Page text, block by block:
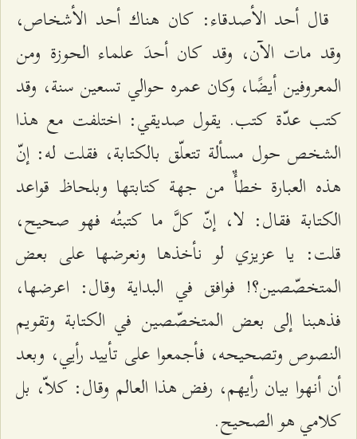
قال أحد الأصدقاء: كان هناك أحد الأشخاص،
وقد مات الآن، وقد كان أحدَ علماء الحوزة ومن
المعروفين أيضًا، وكان عمره حوالي تسعين سنة، وقد
كتب عدّة كتب. يقول صديقي: اختلفت مع هذا
الشخص حول مسألة تتعلّق بالكتابة، فقلت له: إنّ
هذه العبارة خطأٌ من جهة كتابتها وبلحاظ قواعد
الكتابة فقال: لا، إنّ كلَّ ما كتبتُه فهو صحيح،
قلت: يا عزيزي لو نأخذها ونعرضها على بعض
المتخصّصين؟! فوافق في البداية وقال: اعرضها،
فذهبنا إلى بعض المتخصّصين في الكتابة وتقويم
النصوص وتصحيحه، فأجمعوا على تأييد رأيي، وبعد
أن أنهوا بيان رأيهم، رفض هذا العالم وقال: كلاّ، بل
كلامي هو الصحيح.